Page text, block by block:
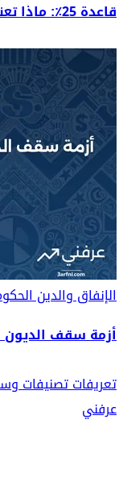
قاعدة 25٪: ماذا تعني، كيف تعمل، القواعد
الإنفاق والدين
أزمة سقف الديون الأمريكية
تعريفاتتصنيفات
عرفني